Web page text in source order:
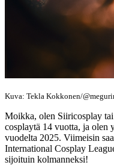
Kuva: Tekla Kokkonen/
Moikka, olen Siiricosplay
cosplaytä 14 vuotta, ja olen
vuodelta 2025. Viimeisin
International Cosplay
sijoituin kolmanneksi!